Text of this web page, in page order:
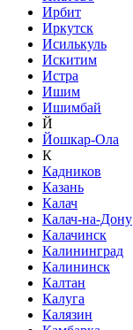
Ирбит
Иркутск
Исилькуль
Искитим
Истра
Ишим
Ишимбай
Й
Йошкар-Ола
К
Кадников
Казань
Калач
Калач-на-Дону
Калачинск
Калининград
Калининск
Калтан
Калуга
Калязин